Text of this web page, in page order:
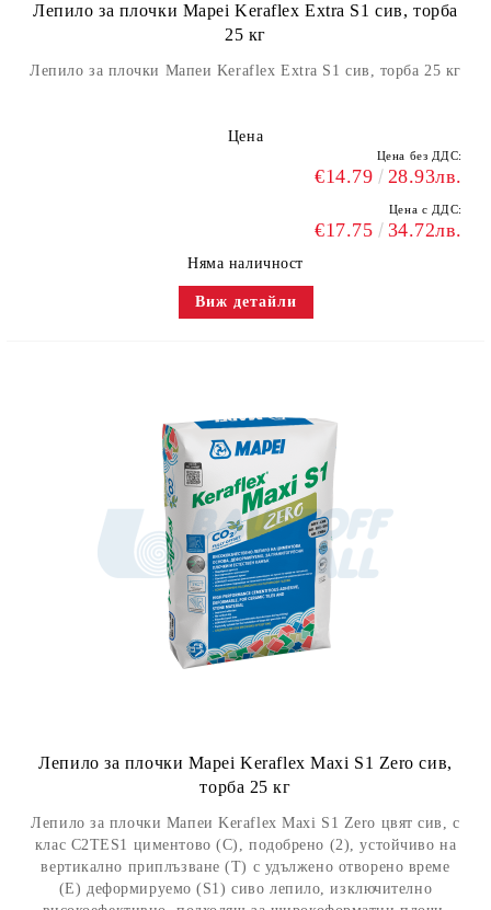
Лепило за плочки Mapei Keraflex Extra S1 сив, торба
25 кг
Лепило за плочки Мапеи Keraflex Extra S1 сив, торба 25 кг
Цена
Цена без ДДС:
€14.79 28.93лв.
Цена с ДДС:
€17.75 34.72лв.
Няма наличност
Виж детайли
Лепило за плочки Mapei Keraflex Maxi S1 Zero сив,
торба 25 кг
Лепило за плочки Мапеи Keraflex Maxi S1 Zero цвят сив, с
клас C2TES1 циментово (C), подобрено (2), устойчиво на
вертикално приплъзване (T) с удължено отворено време
(E) деформируемо (S1) сиво лепило, изключително